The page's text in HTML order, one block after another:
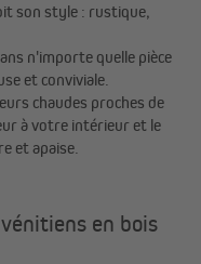
son style : rustique,
n'importe quelle pièce
et conviviale.
chaudes proches de
à votre intérieur et le
et apaise.
en bois